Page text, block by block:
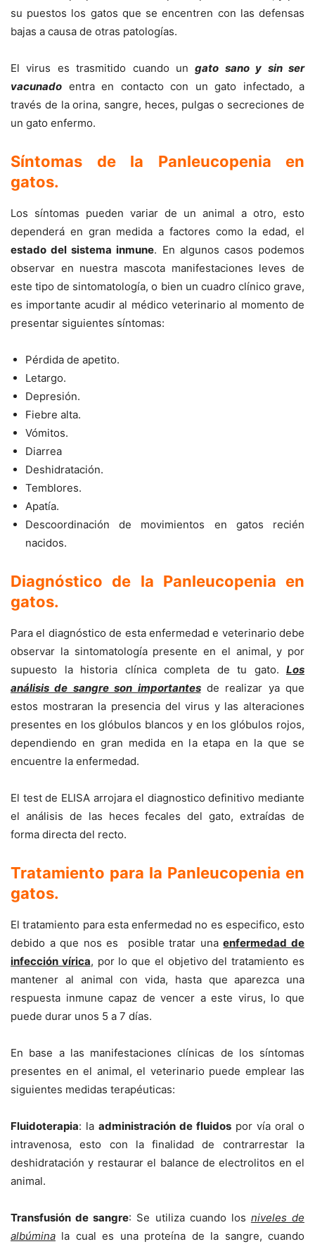
su puestos los gatos que se encentren con las defensas
bajas a causa de otras patologías.
El virus es trasmitido cuando ungato sano y sin ser
vacunado entra en contacto con un gato infectado, a
través de la orina, sangre, heces, pulgas o secreciones de
un gato enfermo.
Síntomas de la Panleucopenia en
gatos.
Los síntomas pueden variar de un animal a otro, esto
dependerá en gran medida a factores como la edad, el
estado del sistema inmune. En algunos casos podemos
observar en nuestra mascota manifestaciones leves de
este tipo de sintomatología, o bien un cuadro clínico grave,
es importante acudir al médico veterinario al momento de
presentar siguientes síntomas:
Pérdida de apetito.
Letargo.
Depresión.
Fiebre alta.
Vómitos.
Diarrea
Deshidratación.
Temblores.
Apatía.
Descoordinación de movimientos en gatos recién
nacidos.
Diagnóstico de la Panleucopenia en
gatos.
Para el diagnóstico de esta enfermedad e veterinario debe
observar la sintomatología presente en el animal, y por
supuesto la historia clínica completa de tu gato. Los
análisis de sangre son importantesde realizar ya que
estos mostraran la presencia del virus y las alteraciones
presentes en los glóbulos blancos y en los glóbulos rojos,
dependiendo en gran medida en la etapa en la que se
encuentre la enfermedad.
El test de ELISA arrojara el diagnostico definitivo mediante
el análisis de las heces fecales del gato, extraídas de
forma directa del recto.
Tratamiento para la Panleucopenia en
gatos.
El tratamiento para esta enfermedad no es especifico, esto
debido a que nos es posible tratar unaenfermedad de
infección vírica, por lo que el objetivo del tratamiento es
mantener al animal con vida, hasta que aparezca una
respuesta inmune capaz de vencer a este virus, lo que
puede durar unos 5 a 7 días.
En base a las manifestaciones clínicas de los síntomas
presentes en el animal, el veterinario puede emplear las
siguientes medidas terapéuticas:
Fluidoterapia: la administración de fluidos por vía oral o
intravenosa, esto con la finalidad de contrarrestar la
deshidratación y restaurar el balance de electrolitos en el
animal.
Transfusión de sangre: Se utiliza cuando los niveles de
albúmina la cual es una proteína de la sangre, cuando